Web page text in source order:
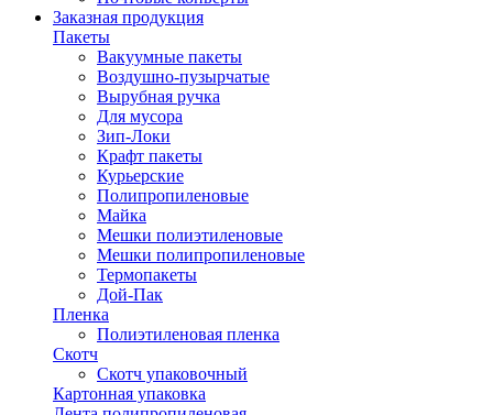
Заказная продукция
Пакеты
Вакуумные пакеты
Воздушно-пузырчатые
Вырубная ручка
Для мусора
Зип-Локи
Крафт пакеты
Курьерские
Полипропиленовые
Майка
Мешки полиэтиленовые
Мешки полипропиленовые
Термопакеты
Дой-Пак
Пленка
Полиэтиленовая пленка
Скотч
Скотч упаковочный
Картонная упаковка